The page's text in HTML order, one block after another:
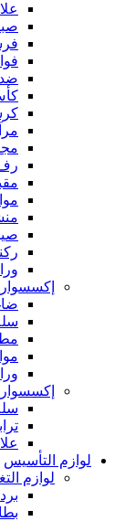
ضد
لوازم التأسيس
لوازم